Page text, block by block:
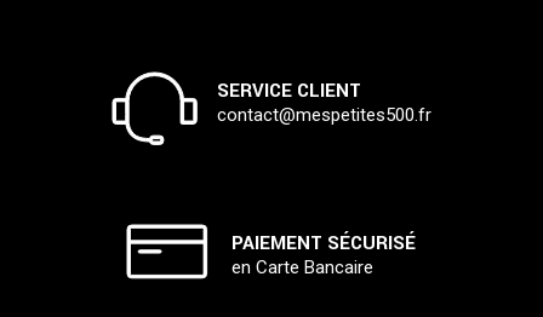
SERVICE CLIENT
contact@mespetites500.fr
PAIEMENT SÉCURISÉ
en Carte Bancaire